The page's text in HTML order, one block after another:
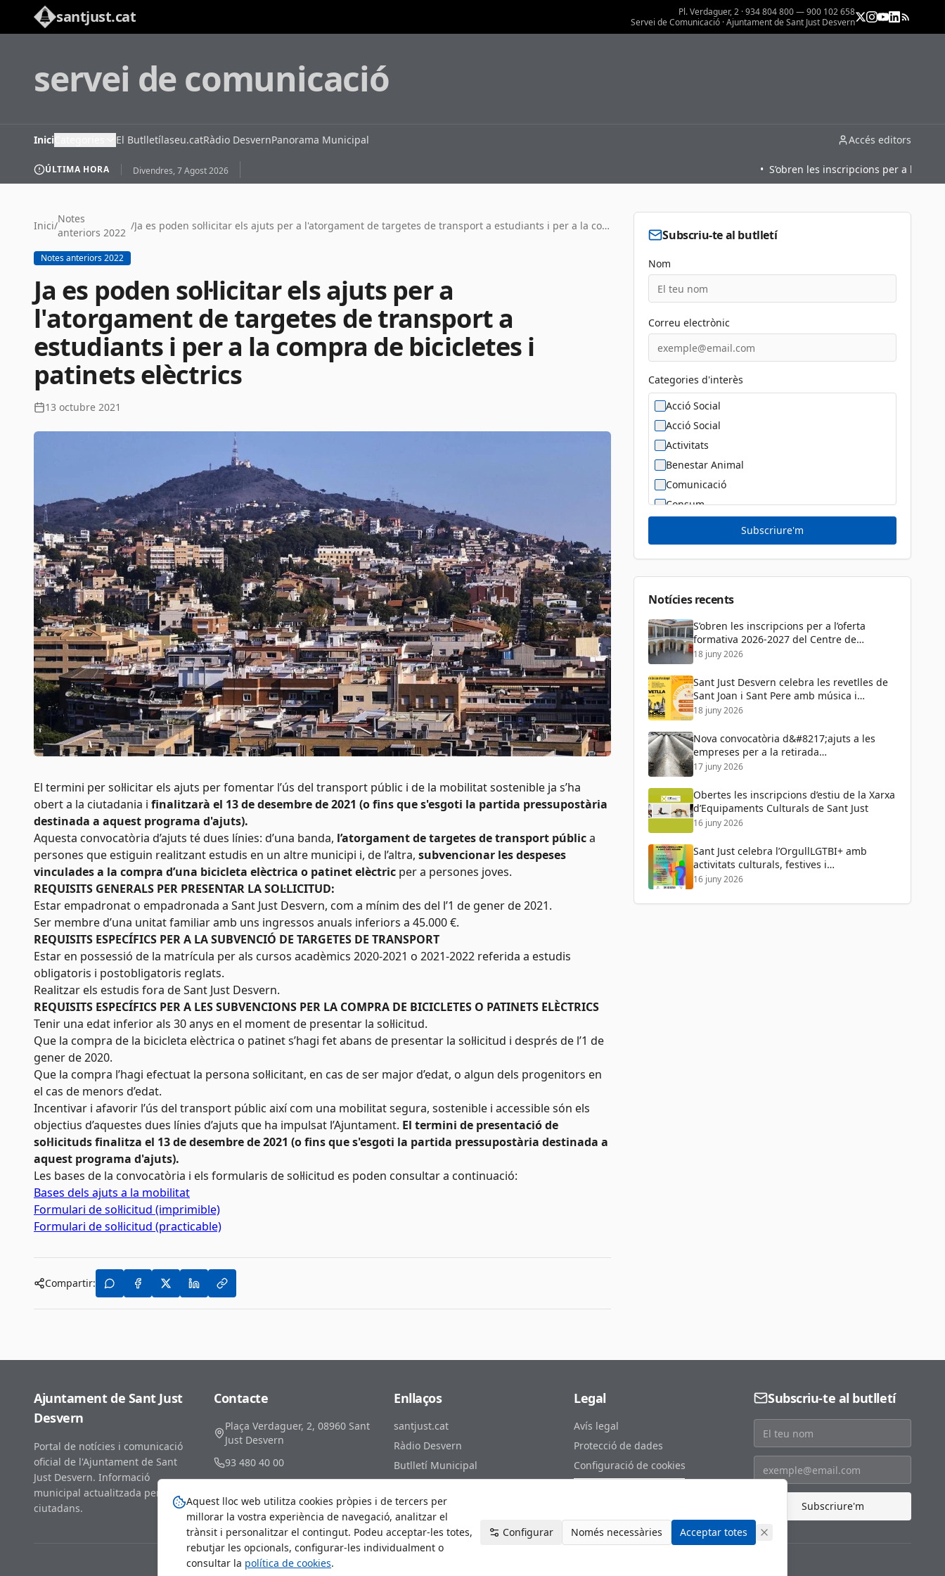
santjust.cat
Pl. Verdaguer, 2 · 934 804 800 — 900 102 658
Servei de Comunicació · Ajuntament de Sant Just Desvern
servei de comunicació
Inici El Butlletílaseu.catRàdio DesvernPanorama Municipal Accés editors
ÚLTIMA HORA Divendres, 7 Agost 2026 S’obren les inscripcions per a l’oferta
Inici/
Notes
anteriors 2022
/ Ja es poden sol·licitar els ajuts per a l'atorgament de targetes de transport a estudiants i per a la compra de bicicletes i patinets elèctrics
Notes anteriors 2022
Ja es poden sol·licitar els ajuts per a
l'atorgament de targetes de transport a
estudiants i per a la compra de bicicletes i
patinets elèctrics
13 octubre 2021
El termini per sol·licitar els ajuts per fomentar l’ús del transport públic i de la mobilitat sostenible ja s’ha
obert a la ciutadania i finalitzarà el 13 de desembre de 2021 (o fins que s'esgoti la partida pressupostària
destinada a aquest programa d'ajuts).
Aquesta convocatòria d’ajuts té dues línies: d’una banda, l’atorgament de targetes de transport pública
persones que estiguin realitzant estudis en un altre municipi i, de l’altra, subvencionar les despeses
vinculades a la compra d’una bicicleta elèctrica o patinet elèctric per a persones joves.
REQUISITS GENERALS PER PRESENTAR LA SOL·LICITUD:
Estar empadronat o empadronada a Sant Just Desvern, com a mínim des del l’1 de gener de 2021.
Ser membre d’una unitat familiar amb uns ingressos anuals inferiors a 45.000 €.
REQUISITS ESPECÍFICS PER A LA SUBVENCIÓ DE TARGETES DE TRANSPORT
Estar en possessió de la matrícula per als cursos acadèmics 2020-2021 o 2021-2022 referida a estudis
obligatoris i postobligatoris reglats.
Realitzar els estudis fora de Sant Just Desvern.
REQUISITS ESPECÍFICS PER A LES SUBVENCIONS PER LA COMPRA DE BICICLETES O PATINETS ELÈCTRICS
Tenir una edat inferior als 30 anys en el moment de presentar la sol·licitud.
Que la compra de la bicicleta elèctrica o patinet s’hagi fet abans de presentar la sol·licitud i després de l’1 de
gener de 2020.
Que la compra l’hagi efectuat la persona sol·licitant, en cas de ser major d’edat, o algun dels progenitors en
el cas de menors d’edat.
Incentivar i afavorir l’ús del transport públic així com una mobilitat segura, sostenible i accessible són els
objectius d’aquestes dues línies d’ajuts que ha impulsat l’Ajuntament. El termini de presentació de
sol·licituds finalitza el 13 de desembre de 2021 (o fins que s'esgoti la partida pressupostària destinada a
aquest programa d'ajuts).
Les bases de la convocatòria i els formularis de sol·licitud es poden consultar a continuació:
Bases dels ajuts a la mobilitat
Formulari de sol·licitud (imprimible)
Formulari de sol·licitud (practicable)
Compartir:
Subscriu-te al butlletí
Nom
Correu electrònic
Categories d'interès
Acció Social
Acció Social
Activitats
Benestar Animal
Comunicació
Consum
Diversitat Sexual i de Gènere
Dona
Subscriure'm
Notícies recents
S’obren les inscripcions per a l’oferta
formativa 2026-2027 del Centre de
Formació de Persones Adultes
18 juny 2026
Sant Just Desvern celebra les revetlles de
Sant Joan i Sant Pere amb música i
activitats per a tots els públics
18 juny 2026
Nova convocatòria d&#8217;ajuts a les
empreses per a la retirada
d&#8217;amiant
17 juny 2026
Obertes les inscripcions d’estiu de la Xarxa
d’Equipaments Culturals de Sant Just
16 juny 2026
Sant Just celebra l’OrgullLGTBI+ amb
activitats culturals, festives i
reivindicatives
16 juny 2026
Ajuntament de Sant Just
Desvern
Portal de notícies i comunicació
oficial de l'Ajuntament de Sant
Just Desvern. Informació
municipal actualitzada per als
ciutadans.
Contacte
Plaça Verdaguer, 2, 08960 Sant
Just Desvern
93 480 40 00
Enllaços
santjust.cat
Ràdio Desvern
Butlletí Municipal
Subscriu-te al RSS
Legal
Avís legal
Protecció de dades
Configuració de cookies
Subscriu-te al butlletí
Subscriure'm
©2026
Aquest lloc web utilitza cookies pròpies i de tercers per
millorar la vostra experiència de navegació, analitzar el
trànsit i personalitzar el contingut. Podeu acceptar-les totes,
rebutjar les opcionals, configurar-les individualment o
consultar la política de cookies.
Configurar Només necessàries Acceptar totes